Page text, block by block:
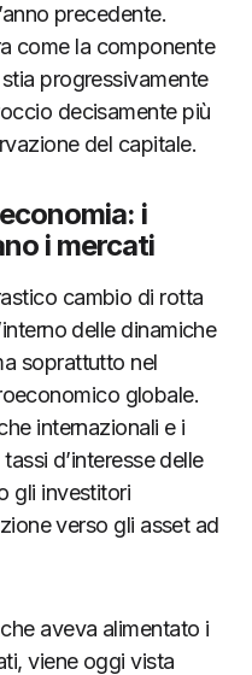
precedente.
come la componente
progressivamente
decisamente più
del capitale.
i
i mercati
cambio di rotta
delle dinamiche
soprattutto nel
globale.
internazionali e i
d’interesse delle
gli investitori
verso gli asset ad
aveva alimentato i
viene oggi vista